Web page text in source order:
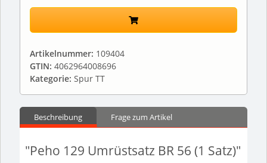
Artikelnummer: 109404
GTIN: 4062964008696
Kategorie: Spur TT
Beschreibung Frage zum Artikel
"Peho 129 Umrüstsatz BR 56 (1 Satz)"